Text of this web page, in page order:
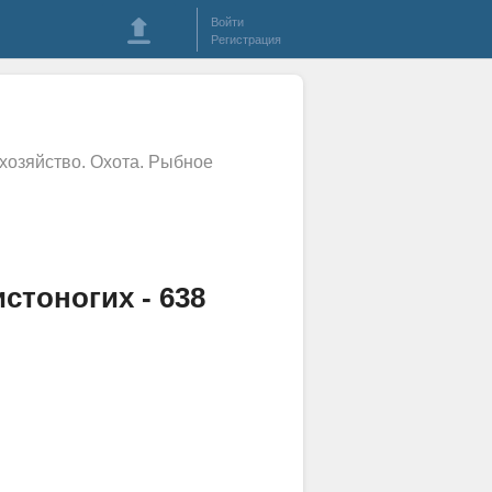
Войти
Регистрация
Охота. Рыбное
- 638